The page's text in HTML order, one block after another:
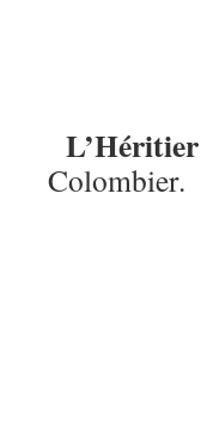
L’Héritier
Colombier.